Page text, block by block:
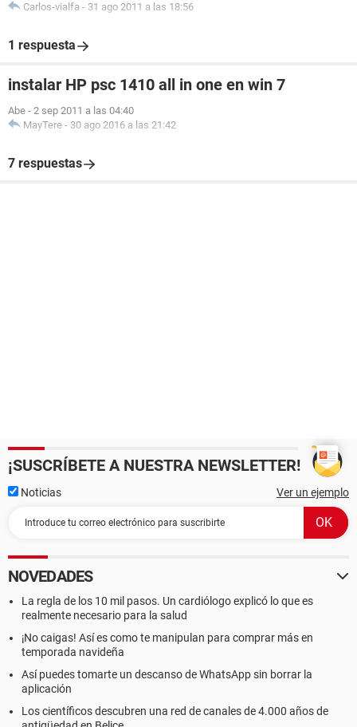
Carlos-vialfa - 31 ago 2011 a las 18:56
1 respuesta
instalar HP psc 1410 all in one en win 7
Abe - 2 sep 2011 a las 04:40
MayTere - 30 ago 2016 a las 21:42
7 respuestas
¡SUSCRÍBETE A NUESTRA NEWSLETTER!
Noticias Ver un ejemplo
NOVEDADES
La regla de los 10 mil pasos. Un cardiólogo explicó lo que es
realmente necesario para la salud
¡No caigas! Así es como te manipulan para comprar más en
temporada navideña
Así puedes tomarte un descanso de WhatsApp sin borrar la
aplicación
Los científicos descubren una red de canales de 4.000 años de